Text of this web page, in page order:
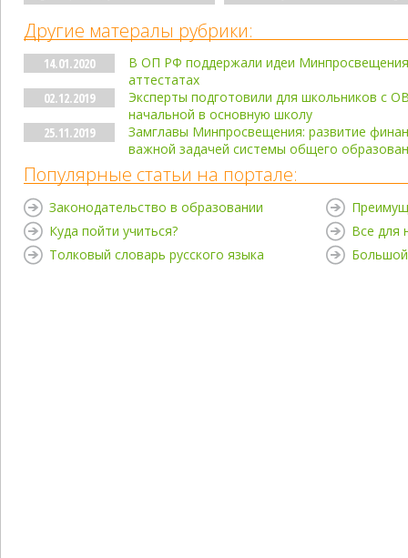
Другие матералы рубрики:
14.01.2020
В ОП РФ поддержали идеи Минпросвещения
аттестатах
02.12.2019
Эксперты подготовили для школьников с
начальной в основную школу
25.11.2019
Замглавы Минпросвещения: развитие
важной задачей системы общего
Популярные статьи на портале:
Законодательство в образовании
Куда пойти учиться?
Толковый словарь русского языка
Все для
Большой